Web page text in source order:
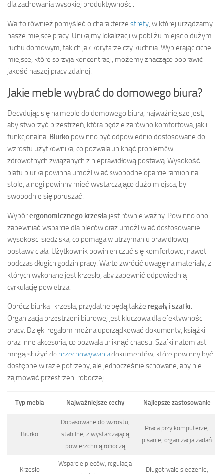
dla zachowania wysokiej produktywności.
Warto również pomyśleć o charakterze strefy, w której urządzamy
nasze miejsce pracy. Unikajmy lokalizacji w pobliżu miejsc o dużym
ruchu domowym, takich jak korytarze czy kuchnia. Wybierając ciche
miejsce, które sprzyja koncentracji, możemy znacząco poprawić
jakość naszej pracy zdalnej.
Jakie meble wybrać do domowego biura?
Decydując się na meble do domowego biura, najważniejsze jest,
aby stworzyć przestrzeń, która będzie zarówno komfortowa, jak i
funkcjonalna. Biurko powinno być odpowiednio dostosowane do
wzrostu użytkownika, co pozwala uniknąć problemów
zdrowotnych związanych z nieprawidłową postawą. Wysokość
blatu biurka powinna umożliwiać swobodne oparcie ramion na
stole, a nogi powinny mieć wystarczająco dużo miejsca, by
swobodnie się poruszać.
Wybórergonomicznego krzesła jest równie ważny. Powinno ono
zapewniać wsparcie dla pleców oraz umożliwiać dostosowanie
wysokości siedziska, co pomaga w utrzymaniu prawidłowej
postawy ciała. Użytkownik powinien czuć się komfortowo, nawet
podczas długich godzin pracy. Warto zwrócić uwagę na materiały, z
których wykonane jest krzesło, aby zapewnić odpowiednią
cyrkulację powietrza.
Oprócz biurka i krzesła, przydatne będą także regały i szafki.
Organizacja przestrzeni biurowej jest kluczowa dla efektywności
pracy. Dzięki regałom można uporządkować dokumenty, książki
oraz inne akcesoria, co pozwala uniknąć chaosu. Szafki natomiast
mogą służyć do przechowywaniadokumentów, które powinny być
dostępne w razie potrzeby, ale jednocześnie schowane, aby nie
zajmować przestrzeni roboczej.
Typ mebla Najważniejsze cechy Najlepsze zastosowanie
Biurko
Dopasowane do wzrostu,
stabilne, z wystarczającą
powierzchnią roboczą
Praca przy komputerze,
pisanie, organizacja zadań
Krzesło
Wsparcie pleców, regulacja
Długotrwałe siedzenie,